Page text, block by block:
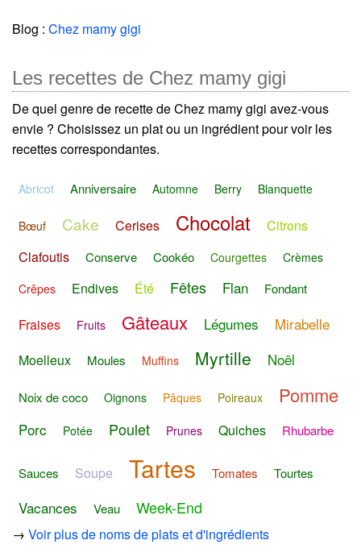
Blog : Chez mamy gigi
Les recettes de Chez mamy gigi
De quel genre de recette de Chez mamy gigi avez-vous
envie ? Choisissez un plat ou un ingrédient pour voir les
recettes correspondantes.
Abricot Anniversaire Automne Berry Blanquette
Bœuf Cake Cerises Chocolat
Citrons
Clafoutis
Conserve Cookéo Courgettes
Crèmes
Crêpes
Endives Été Fêtes Flan Fondant
Fraises Fruits Gâteaux Légumes Mirabelle
Moelleux Moules Muffins Myrtille Noël
Noix de coco Oignons Pâques Poireaux Pomme
Porc Potée Poulet Prunes Quiches Rhubarbe
Sauces Soupe Tartes Tomates Tourtes
Vacances Veau Week-End
→ Voir plus de noms de plats et d'ingrédients